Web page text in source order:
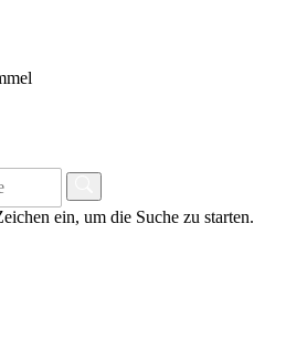
ein, um die Suche zu starten.